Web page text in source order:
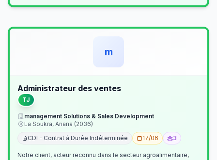
m
Administrateur des ventes
TJ
management Solutions & Sales Development
La Soukra, Ariana (2036)
CDI - Contrat à Durée Indéterminée
17/06 3
Notre client, acteur reconnu dans le secteur agroalimentaire,